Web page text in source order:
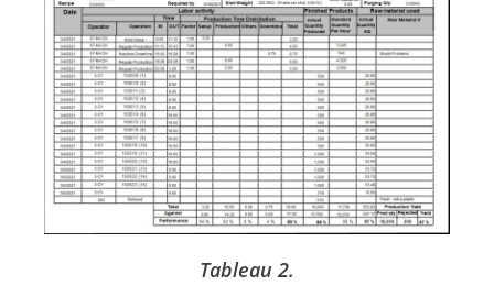
Tableau 2.